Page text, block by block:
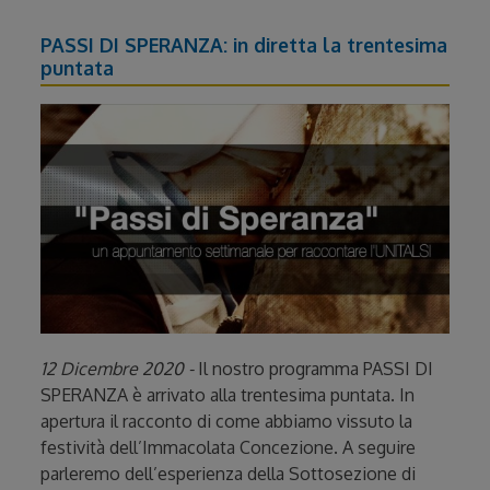
PASSI DI SPERANZA: in diretta la trentesima
puntata
12 Dicembre 2020 - Il nostro programma PASSI DI
SPERANZA è arrivato alla trentesima puntata. In
apertura il racconto di come abbiamo vissuto la
festività dell’Immacolata Concezione. A seguire
parleremo dell’esperienza della Sottosezione di